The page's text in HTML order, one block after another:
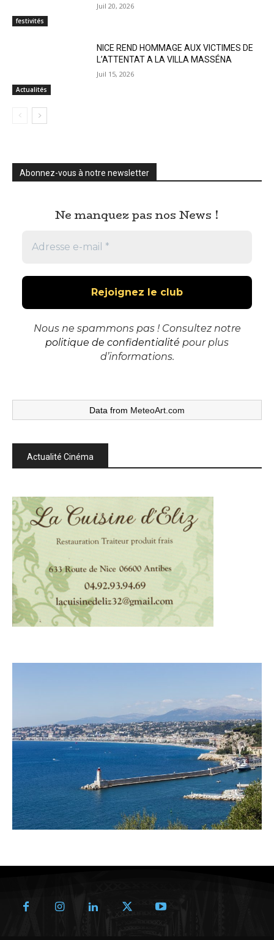
festivités
Juil 20, 2026
Actualités
NICE REND HOMMAGE AUX VICTIMES DE
L’ATTENTAT A LA VILLA MASSÉNA
Juil 15, 2026
Abonnez-vous à notre newsletter
Ne manquez pas nos News !
Nous ne spammons pas ! Consultez notre
politique de confidentialité pour plus
d’informations.
Data from MeteoArt.com
Actualité Cinéma